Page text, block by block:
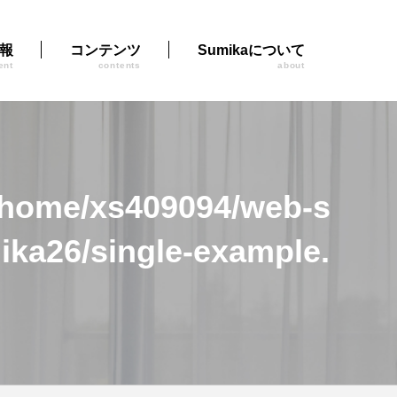
コンテンツ
contents
Sumikaについて
about
xs409094/web-s
single-example.